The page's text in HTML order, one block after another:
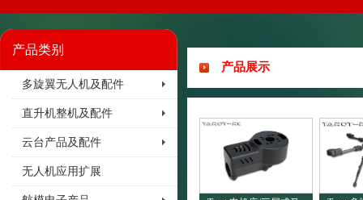
产品类别
多旋翼无人机及配件
直升机整机及配件
云台产品及配件
无人机应用扩展
产品展示